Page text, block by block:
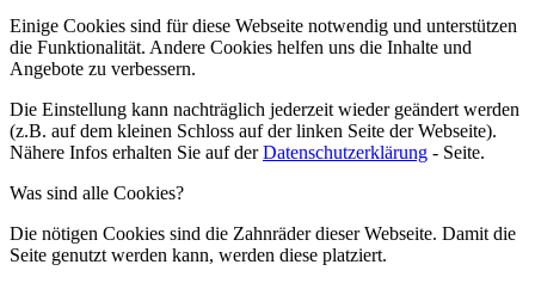
Einige Cookies sind für diese Webseite notwendig und unterstützen
die Funktionalität. Andere Cookies helfen uns die Inhalte und
Angebote zu verbessern.
Die Einstellung kann nachträglich jederzeit wieder geändert werden
(z.B. auf dem kleinen Schloss auf der linken Seite der Webseite).
Nähere Infos erhalten Sie auf derDatenschutzerklärung - Seite.
Was sind alle Cookies?
Die nötigen Cookies sind die Zahnräder dieser Webseite. Damit die
Seite genutzt werden kann, werden diese platziert.